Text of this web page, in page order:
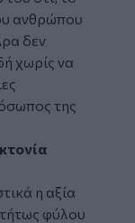
ανθρώπου
δεν
χωρίς να
της
η αξία
φύλου